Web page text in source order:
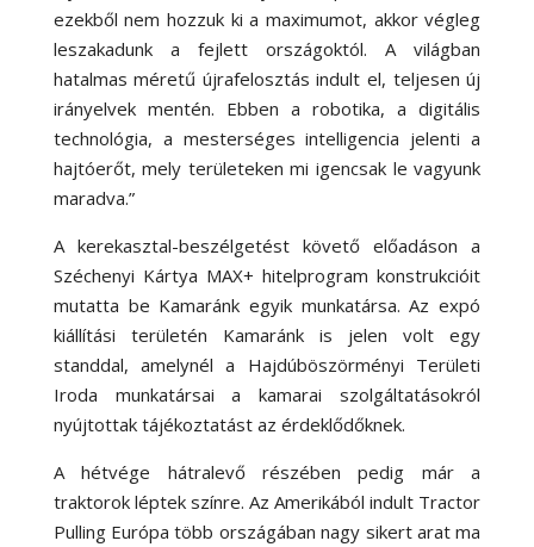
ezekből nem hozzuk ki a maximumot, akkor végleg
leszakadunk a fejlett országoktól. A világban
hatalmas méretű újrafelosztás indult el, teljesen új
irányelvek mentén. Ebben a robotika, a digitális
technológia, a mesterséges intelligencia jelenti a
hajtóerőt, mely területeken mi igencsak le vagyunk
maradva.”
A kerekasztal-beszélgetést követő előadáson a
Széchenyi Kártya MAX+ hitelprogram konstrukcióit
mutatta be Kamaránk egyik munkatársa. Az expó
kiállítási területén Kamaránk is jelen volt egy
standdal, amelynél a Hajdúböszörményi Területi
Iroda munkatársai a kamarai szolgáltatásokról
nyújtottak tájékoztatást az érdeklődőknek.
A hétvége hátralevő részében pedig már a
traktorok léptek színre. Az Amerikából indult Tractor
Pulling Európa több országában nagy sikert arat ma